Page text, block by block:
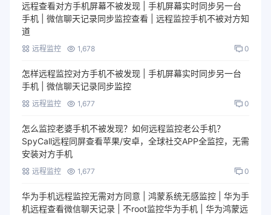
远程查看对方手机屏幕不被发现 | 手机屏幕实时同步另一台
手机 | 微信聊天记录同步监控查看 | 远程监控手机不被对方知
道
远程监控 1,678 0
怎样远程监控对方手机不被发现 | 手机屏幕实时同步另一台
手机 | 微信聊天记录同步监控
远程监控 1,677 0
怎么监控老婆手机不被发现？如何远程监控老公手机？
SpyCall远程同屏查看苹果/安卓，全球社交APP全监控，无需
安装对方手机
远程监控 1,677 0
华为手机远程监控无需对方同意 | 鸿蒙系统无感监控 | 华为手
机远程查看微信聊天记录 | 不root监控华为手机 | 华为鸿蒙远